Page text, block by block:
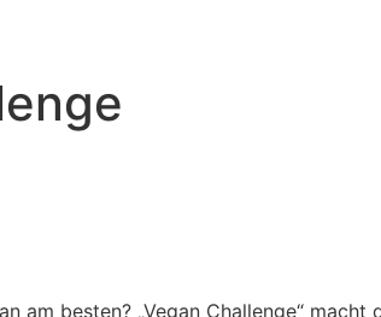
am besten? „Vegan Challenge“ macht